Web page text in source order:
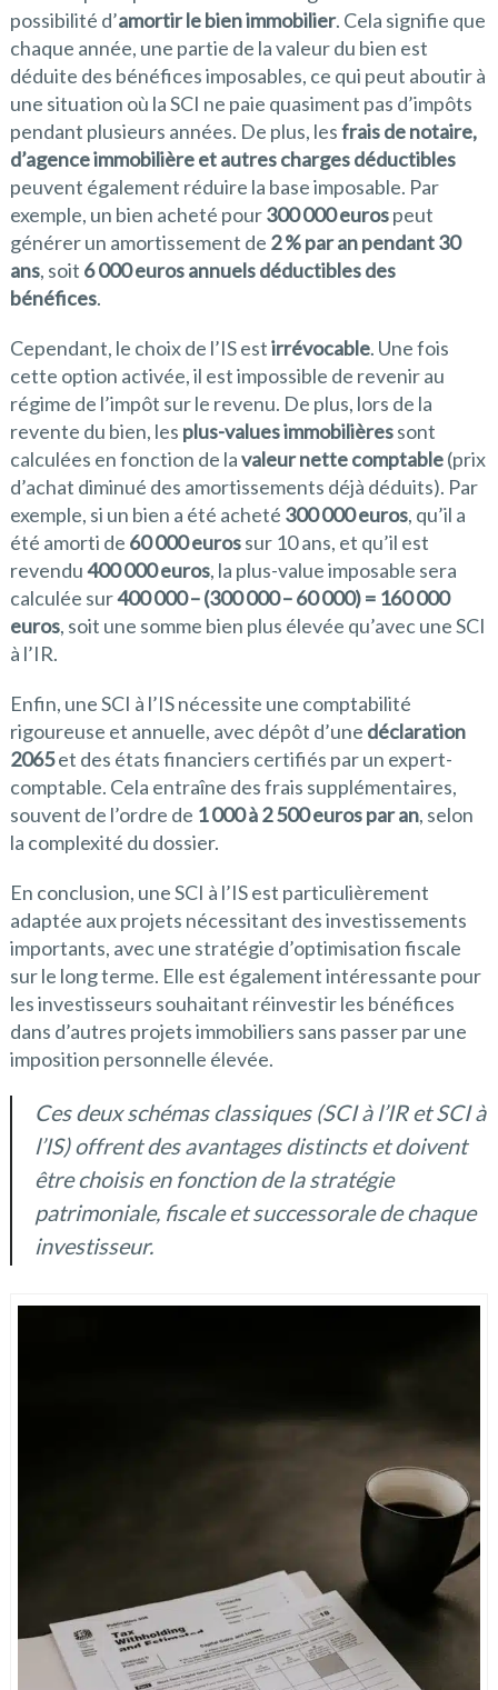
possibilité d’amortir le bien immobilier. Cela signifie que
chaque année, une partie de la valeur du bien est
déduite des bénéfices imposables, ce qui peut aboutir à
une situation où la SCI ne paie quasiment pas d’impôts
pendant plusieurs années. De plus, lesfrais de notaire,
d’agence immobilière et autres charges déductibles
peuvent également réduire la base imposable. Par
exemple, un bien acheté pour300 000 eurospeut
générer un amortissement de 2 % par an pendant 30
ans, soit 6 000 euros annuels déductibles des
bénéfices.
Cependant, le choix de l’IS estirrévocable. Une fois
cette option activée, il est impossible de revenir au
régime de l’impôt sur le revenu. De plus, lors de la
revente du bien, les plus-values immobilièressont
calculées en fonction de lavaleur nette comptable(prix
d’achat diminué des amortissements déjà déduits). Par
exemple, si un bien a été acheté 300 000 euros, qu’il a
été amorti de 60 000 eurossur 10 ans, et qu’il est
revendu400 000 euros, la plus-value imposable sera
calculée sur400 000 – (300 000 – 60 000) = 160 000
euros, soit une somme bien plus élevée qu’avec une SCI
à l’IR.
Enfin, une SCI à l’IS nécessite une comptabilité
rigoureuse et annuelle, avec dépôt d’une déclaration
2065et des états financiers certifiés par un expert-
comptable. Cela entraîne des frais supplémentaires,
souvent de l’ordre de 1 000 à 2 500 euros par an, selon
la complexité du dossier.
En conclusion, une SCI à l’IS est particulièrement
adaptée aux projets nécessitant des investissements
importants, avec une stratégie d’optimisation fiscale
sur le long terme. Elle est également intéressante pour
les investisseurs souhaitant réinvestir les bénéfices
dans d’autres projets immobiliers sans passer par une
imposition personnelle élevée.
Ces deux schémas classiques (SCI à l’IR et SCI à
l’IS) offrent des avantages distincts et doivent
être choisis en fonction de la stratégie
patrimoniale, fiscale et successorale de chaque
investisseur.